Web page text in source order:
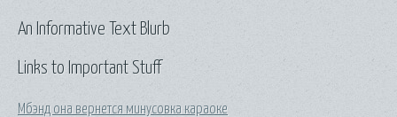
Links to Important Stuff
Мбэнд она вернется минусовка караоке
An Informative Text Blurb